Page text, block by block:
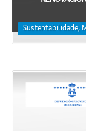
Sustentabilidade,